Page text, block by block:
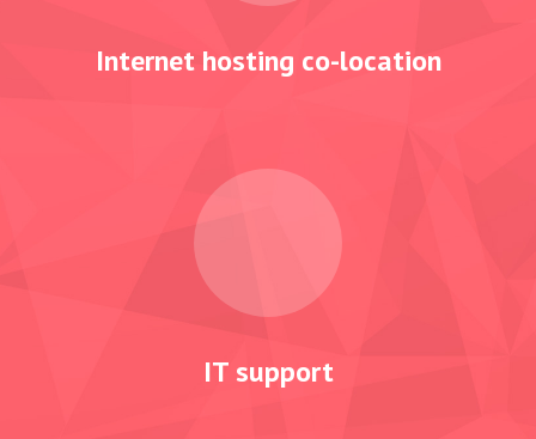
Internet hosting co-location
IT support